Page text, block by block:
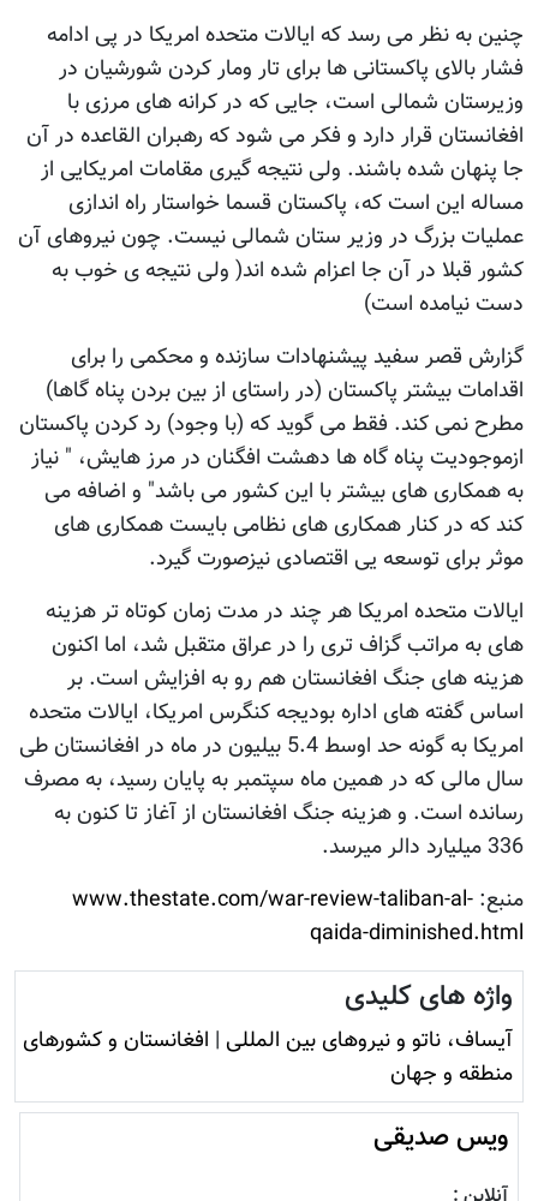
چنین به نظر می رسد که ایالات متحده امریکا در پی ادامه
فشار بالای پاکستانی ها برای تار ومار کردن شورشیان در
وزیرستان شمالی است، جایی که در کرانه های مرزی با
افغانستان قرار دارد و فکر می شود که رهبران القاعده در آن
جا پنهان شده باشند. ولی نتیجه گیری مقامات امریکایی از
مساله این است که، پاکستان قسما خواستار راه اندازی
عملیات بزرگ در وزیر ستان شمالی نیست. چون نیروهای آن
کشور قبلا در آن جا اعزام شده اند( ولی نتیجه ی خوب به
دست نیامده است)
گزارش قصر سفید پیشنهادات سازنده و محکمی را برای
اقدامات بیشتر پاکستان (در راستای از بین بردن پناه گاها)
مطرح نمی کند. فقط می گوید که (با وجود) رد کردن پاکستان
ازموجودیت پناه گاه ها دهشت افگنان در مرز هایش، " نیاز
به همکاری های بیشتر با این کشور می باشد" و اضافه می
کند که در کنار همکاری های نظامی بایست همکاری های
موثر برای توسعه یی اقتصادی نیزصورت گیرد.
ایالات متحده امریکا هر چند در مدت زمان کوتاه تر هزینه
های به مراتب گزاف تری را در عراق متقبل شد، اما اکنون
هزینه های جنگ افغانستان هم رو به افزایش است. بر
اساس گفته های اداره بودیجه کنگرس امریکا، ایالات متحده
امریکا به گونه حد اوسط 5.4 بیلیون در ماه در افغانستان طی
سال مالی که در همین ماه سپتمبر به پایان رسید، به مصرف
رسانده است. و هزینه جنگ افغانستان از آغاز تا کنون به
336 میلیارد دالر میرسد.
منبع: www.thestate.com/war-review-taliban-al-
qaida-diminished.html
واژه های کلیدی
آيساف، ناتو و نيروهای بين المللی | افغانستان و کشورهای
منطقه و جهان
ویس صدیقی